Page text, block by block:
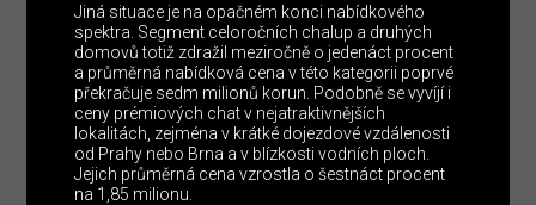
Jiná situace je na opačném konci nabídkového
spektra. Segment celoročních chalup a druhých
domovů totiž zdražil meziročně o jedenáct procent
a průměrná nabídková cena v této kategorii poprvé
překračuje sedm milionů korun. Podobně se vyvíjí i
ceny prémiových chat v nejatraktivnějších
lokalitách, zejména v krátké dojezdové vzdálenosti
od Prahy nebo Brna a v blízkosti vodních ploch.
Jejich průměrná cena vzrostla o šestnáct procent
na 1,85 milionu.